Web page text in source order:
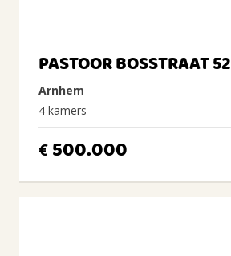
PASTOOR BOSSTRAAT 52
Arnhem
4 kamers
€ 500.000